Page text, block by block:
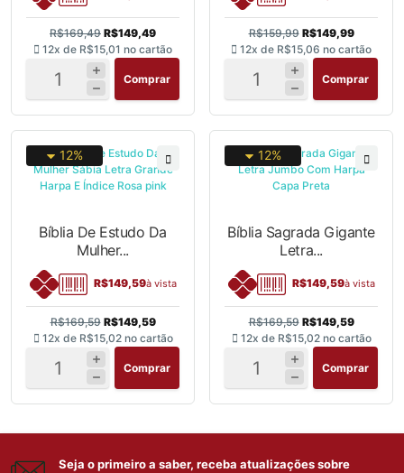
R$169,49 R$149,49
12x de R$15,01 no cartão
Comprar
R$159,99 R$149,99
12x de R$15,06 no cartão
Comprar
12%
Bíblia De Estudo Da
Mulher...
R$149,59à vista
R$169,59 R$149,59
12x de R$15,02 no cartão
Comprar
12%
Bíblia Sagrada Gigante
Letra...
R$149,59à vista
R$169,59 R$149,59
12x de R$15,02 no cartão
Comprar
Seja o primeiro a saber, receba atualizações sobre